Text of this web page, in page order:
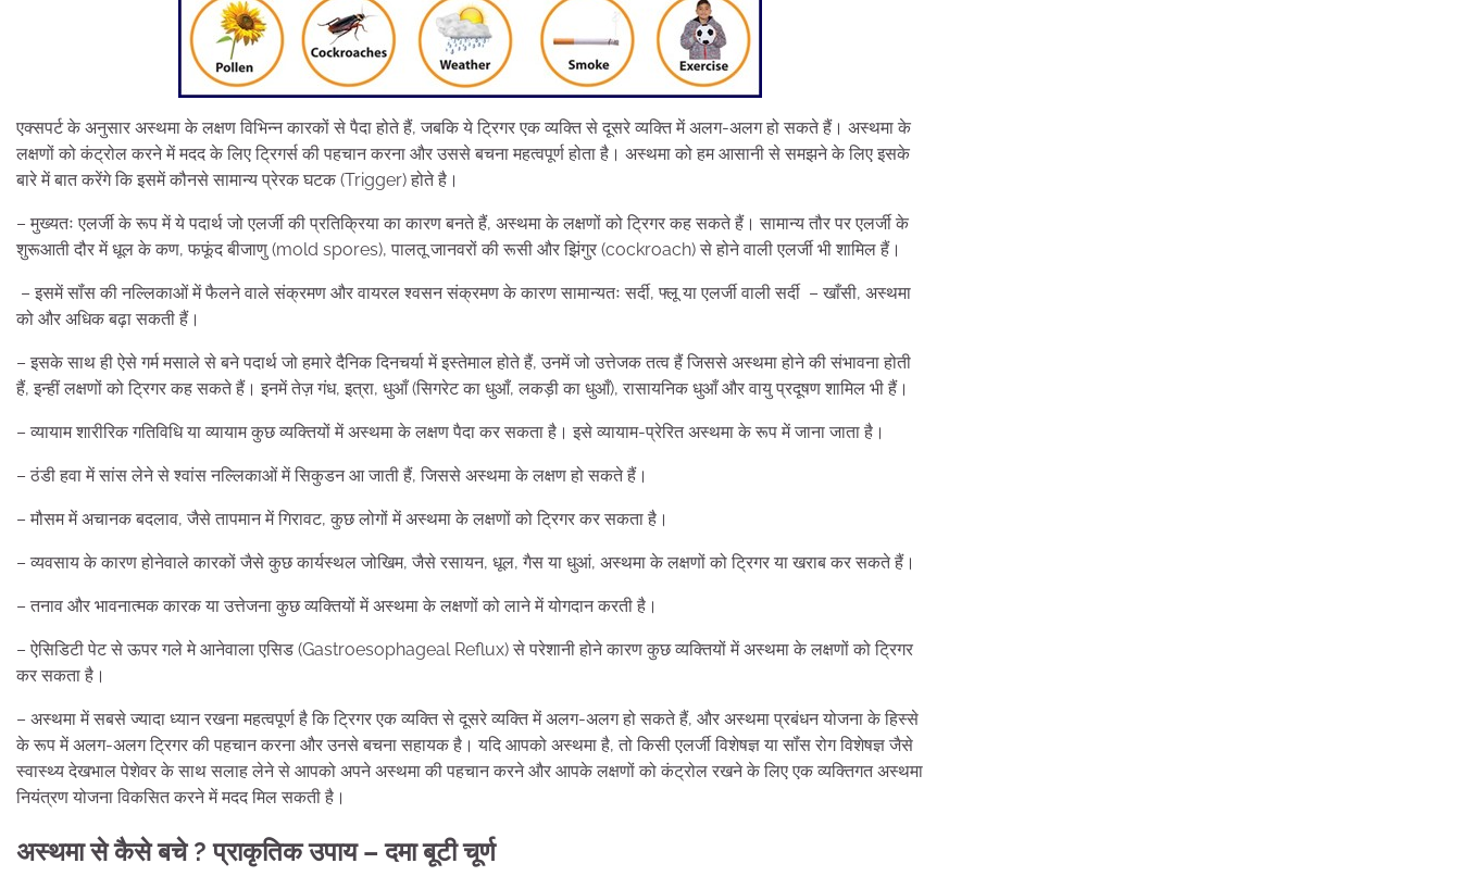
एक्सपर्ट के अनुसार अस्थमा के लक्षण विभिन्न कारकों से पैदा होते हैं, जबकि ये ट्रिगर एक व्यक्ति से दूसरे व्यक्ति में अलग-अलग हो सकते हैं। अस्थमा के
लक्षणों को कंट्रोल करने में मदद के लिए ट्रिगर्स की पहचान करना और उससे बचना महत्वपूर्ण होता है। अस्थमा को हम आसानी से समझने के लिए इसके
बारे में बात करेंगे कि इसमें कौनसे सामान्य प्रेरक घटक (Trigger) होते है।
– मुख्यतः एलर्जी के रूप में ये पदार्थ जो एलर्जी की प्रतिक्रिया का कारण बनते हैं, अस्थमा के लक्षणों को ट्रिगर कह सकते हैं। सामान्य तौर पर एलर्जी के
शुरूआती दौर में धूल के कण, फफूंद बीजाणु (mold spores), पालतू जानवरों की रूसी और झिंगुर (cockroach) से होने वाली एलर्जी भी शामिल हैं।
– इसमें सॉंस की नल्लिकाओं में फैलने वाले संक्रमण और वायरल श्वसन संक्रमण के कारण सामान्यतः सर्दी, फ्लू या एलर्जी वाली सर्दी – खाँसी, अस्थमा
को और अधिक बढ़ा सकती हैं।
– इसके साथ ही ऐसे गर्म मसाले से बने पदार्थ जो हमारे दैनिक दिनचर्या में इस्तेमाल होते हैं, उनमें जो उत्तेजक तत्व हैं जिससे अस्थमा होने की संभावना होती
हैं, इन्हीं लक्षणों को ट्रिगर कह सकते हैं। इनमें तेज़ गंध, इत्रा, धुआँ (सिगरेट का धुआँ, लकड़ी का धुआँ), रासायनिक धुआँ और वायु प्रदूषण शामिल भी हैं।
– व्यायाम शारीरिक गतिविधि या व्यायाम कुछ व्यक्तियों में अस्थमा के लक्षण पैदा कर सकता है। इसे व्यायाम-प्रेरित अस्थमा के रूप में जाना जाता है।
– ठंडी हवा में सांस लेने से श्वांस नल्लिकाओं में सिकुडन आ जाती हैं, जिससे अस्थमा के लक्षण हो सकते हैं।
– मौसम में अचानक बदलाव, जैसे तापमान में गिरावट, कुछ लोगों में अस्थमा के लक्षणों को ट्रिगर कर सकता है।
– व्यवसाय के कारण होनेवाले कारकों जैसे कुछ कार्यस्थल जोखिम, जैसे रसायन, धूल, गैस या धुआं, अस्थमा के लक्षणों को ट्रिगर या खराब कर सकते हैं।
– तनाव और भावनात्मक कारक या उत्तेजना कुछ व्यक्तियों में अस्थमा के लक्षणों को लाने में योगदान करती है।
– ऐसिडिटी पेट से ऊपर गले मे आनेवाला एसिड (Gastroesophageal Reflux) से परेशानी होने कारण कुछ व्यक्तियों में अस्थमा के लक्षणों को ट्रिगर
कर सकता है।
– अस्थमा में सबसे ज्यादा ध्यान रखना महत्वपूर्ण है कि ट्रिगर एक व्यक्ति से दूसरे व्यक्ति में अलग-अलग हो सकते हैं, और अस्थमा प्रबंधन योजना के हिस्से
के रूप में अलग-अलग ट्रिगर की पहचान करना और उनसे बचना सहायक है। यदि आपको अस्थमा है, तो किसी एलर्जी विशेषज्ञ या सॉंस रोग विशेषज्ञ जैसे
स्वास्थ्य देखभाल पेशेवर के साथ सलाह लेने से आपको अपने अस्थमा की पहचान करने और आपके लक्षणों को कंट्रोल रखने के लिए एक व्यक्तिगत अस्थमा
नियंत्रण योजना विकसित करने में मदद मिल सकती है।
अस्थमा से कैसे बचे ? प्राकृतिक उपाय – दमा बूटी चूर्ण